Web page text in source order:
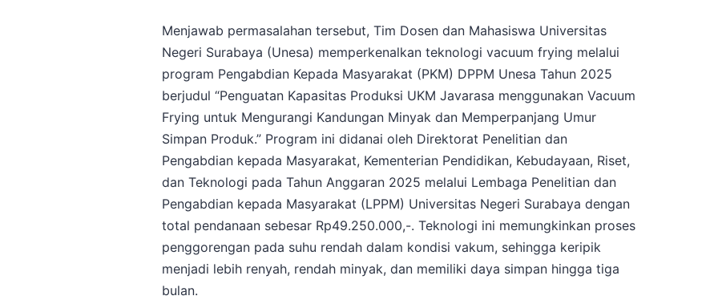
Menjawab permasalahan tersebut, Tim Dosen dan Mahasiswa Universitas
Negeri Surabaya (Unesa) memperkenalkan teknologi vacuum frying melalui
program Pengabdian Kepada Masyarakat (PKM) DPPM Unesa Tahun 2025
berjudul “Penguatan Kapasitas Produksi UKM Javarasa menggunakan Vacuum
Frying untuk Mengurangi Kandungan Minyak dan Memperpanjang Umur
Simpan Produk.” Program ini didanai oleh Direktorat Penelitian dan
Pengabdian kepada Masyarakat, Kementerian Pendidikan, Kebudayaan, Riset,
dan Teknologi pada Tahun Anggaran 2025 melalui Lembaga Penelitian dan
Pengabdian kepada Masyarakat (LPPM) Universitas Negeri Surabaya dengan
total pendanaan sebesar Rp49.250.000,-. Teknologi ini memungkinkan proses
penggorengan pada suhu rendah dalam kondisi vakum, sehingga keripik
menjadi lebih renyah, rendah minyak, dan memiliki daya simpan hingga tiga
bulan.